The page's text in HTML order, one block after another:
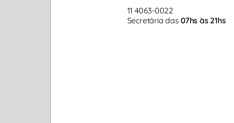
11 4063-0022
Secretária das07hs às 21hs